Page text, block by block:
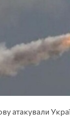
атакували